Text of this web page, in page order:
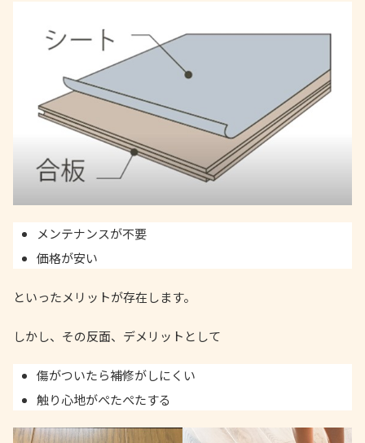
メンテナンスが不要
価格が安い
といったメリットが存在します。
しかし、その反面、デメリットとして
傷がついたら補修がしにくい
触り心地がぺたぺたする